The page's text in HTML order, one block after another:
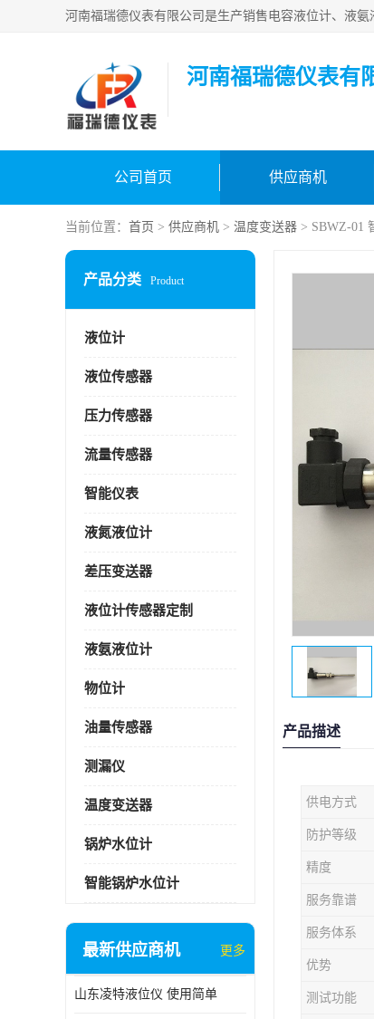
河南福瑞德仪表有
公司首页 供应商机
当前位置： 首页 > 供应商机 > 温度变送器 > SBWZ-01
产品分类 Product
液位计
液位传感器
压力传感器
流量传感器
智能仪表
液氮液位计
差压变送器
液位计传感器定制
液氨液位计
物位计
油量传感器
测漏仪
温度变送器
锅炉水位计
智能锅炉水位计
最新供应商机 更多
山东凌特液位仪 使用简单
产品描述
供电方式
防护等级
精度
服务靠谱
服务体系
优势
测试功能